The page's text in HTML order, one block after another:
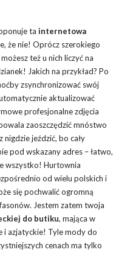
ta internetowa
że nie! Oprócz szerokiego
też u nich liczyć na
Jakich na przykład? Po
zsynchronizować swój
aktualizować
profesjonalne zdjęcia
zaoszczędzić mnóstwo
nigdzie jeździć, bo cały
pod wskazany adres – łatwo,
wszystko! Hurtownia
od wielu polskich i
się pochwalić ogromną
Jestem zatem twoja
do butiku, mająca w
i azjatyckie! Tyle mody do
cenach ma tylko